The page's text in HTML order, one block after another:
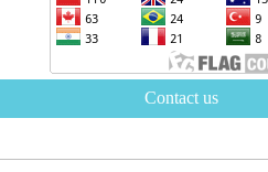
Contact us